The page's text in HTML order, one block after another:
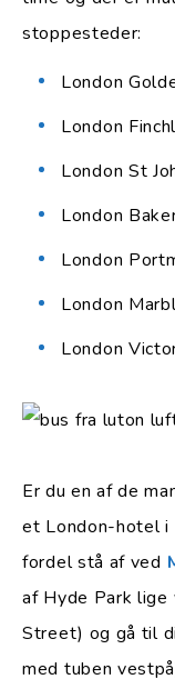
stoppesteder:
London
London
London St
London
London
London
London
Er du en af de
et London-hotel i
fordel stå af ved
af Hyde Park lige
Street) og gå til
med tuben